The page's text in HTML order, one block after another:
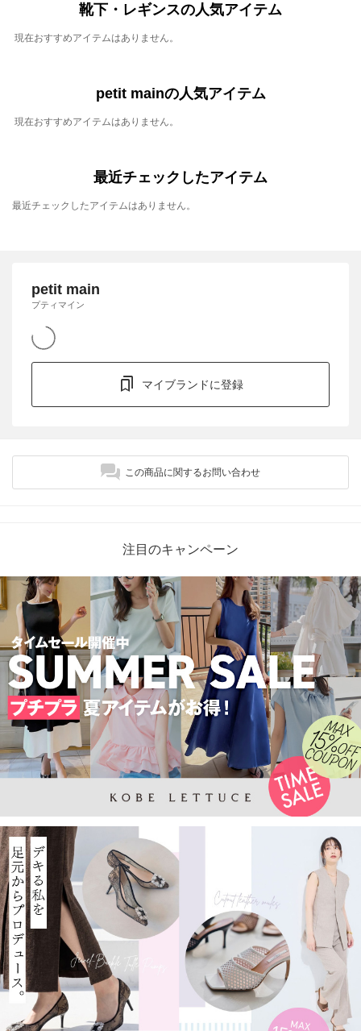
靴下・レギンスの人気アイテム
現在おすすめアイテムはありません。
petit mainの人気アイテム
現在おすすめアイテムはありません。
最近チェックしたアイテム
最近チェックしたアイテムはありません。
petit main
プティマイン
マイブランドに登録
この商品に関するお問い合わせ
注目のキャンペーン